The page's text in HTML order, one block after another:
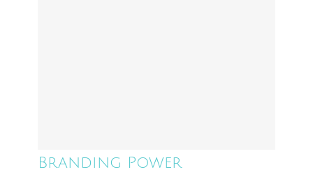
Branding Power